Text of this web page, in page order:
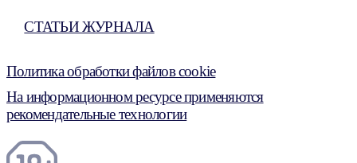
СТАТЬИ ЖУРНАЛА
Политика обработки файлов cookie
На информационном ресурсе применяются
рекомендательные технологии